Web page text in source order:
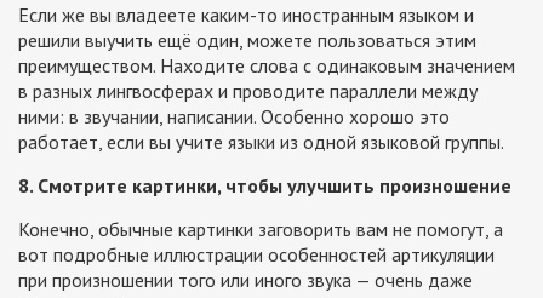
Если же вы владеете каким-то иностранным языком и
решили выучить ещё один, можете пользоваться этим
преимуществом. Находите слова с одинаковым значением
в разных лингвосферах и проводите параллели между
ними: в звучании, написании. Особенно хорошо это
работает, если вы учите языки из одной языковой группы.
8. Смотрите картинки, чтобы улучшить произношение
Конечно, обычные картинки заговорить вам не помогут, а
вот подробные иллюстрации особенностей артикуляции
при произношении того или иного звука — очень даже